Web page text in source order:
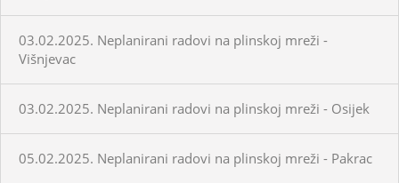
03.02.2025. Neplanirani radovi na plinskoj mreži -
Višnjevac
03.02.2025. Neplanirani radovi na plinskoj mreži - Osijek
05.02.2025. Neplanirani radovi na plinskoj mreži - Pakrac